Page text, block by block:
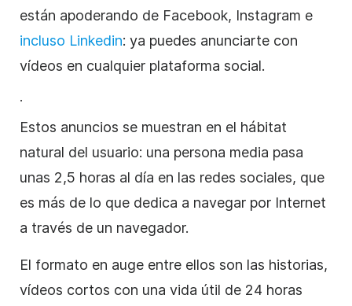
están apoderando de Facebook, Instagram e
incluso Linkedin: ya puedes anunciarte con
vídeos en cualquier plataforma social.
.
Estos anuncios se muestran en el hábitat
natural del usuario: una persona media pasa
unas 2,5 horas al día en las redes sociales, que
es más de lo que dedica a navegar por Internet
a través de un navegador.
El formato en auge entre ellos son las historias,
vídeos cortos con una vida útil de 24 horas